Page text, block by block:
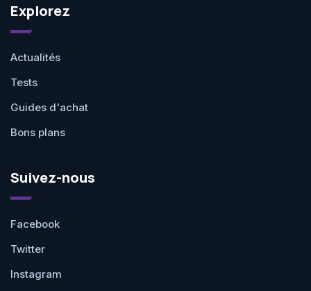
Explorez
Actualités
Tests
Guides d'achat
Bons plans
Suivez-nous
Facebook
Twitter
Instagram